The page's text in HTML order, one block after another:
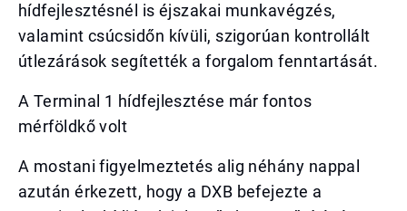
hídfejlesztésnél is éjszakai munkavégzés,
valamint csúcsidőn kívüli, szigorúan kontrollált
útlezárások segítették a forgalom fenntartását.
A Terminal 1 hídfejlesztése már fontos
mérföldkő volt
A mostani figyelmeztetés alig néhány nappal
azután érkezett, hogy a DXB befejezte a